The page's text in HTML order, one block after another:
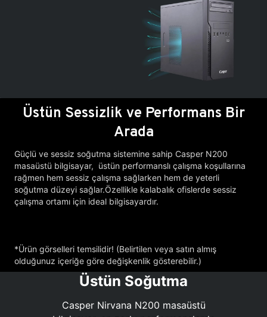
Üstün Sessizlik ve Performans Bir
Arada
Güçlü ve sessiz soğutma sistemine sahip Casper N200
masaüstü bilgisayar, üstün performanslı çalışma koşullarına
rağmen hem sessiz çalışma sağlarken hem de yeterli
soğutma düzeyi sağlar.Özellikle kalabalık ofislerde sessiz
çalışma ortamı için ideal bilgisayardır.
*Ürün görselleri temsilidir! (Belirtilen veya satın almış
olduğunuz içeriğe göre değişkenlik gösterebilir.)
Üstün Soğutma
Casper Nirvana N200 masaüstü